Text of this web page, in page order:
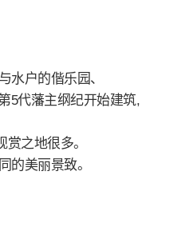
水户的偕乐园、
5代藩主纲纪开始建筑,
之地很多。
的美丽景致。